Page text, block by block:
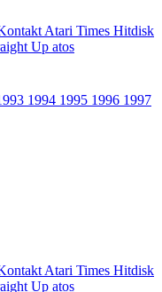
Atari Times Hitdisk
Up atos
1994 1995 1996 1997
Atari Times Hitdisk
Up atos